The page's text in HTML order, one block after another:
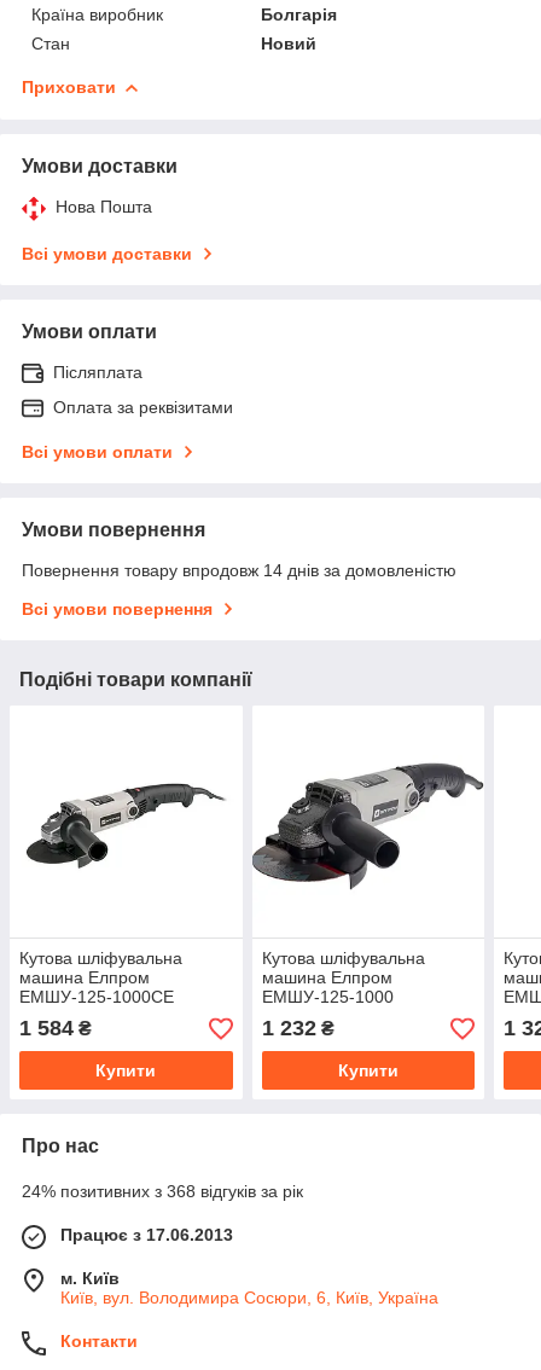
Країна виробник
Болгарія
Стан
Новий
Приховати
Умови доставки
Нова Пошта
Всі умови доставки
Умови оплати
Післяплата
Оплата за реквізитами
Всі умови оплати
Умови повернення
Повернення товару впродовж 14 днів за домовленістю
Всі умови повернення
Подібні товари компанії
Кутова шліфувальна
машина Елпром
ЕМШУ-125-1000СЕ
1 584 ₴
Купити
Кутова шліфувальна
машина Елпром
ЕМШУ-125-1000
1 232₴
Купити
1
Про нас
24% позитивних з 368 відгуків за рік
Працює з 17.06.2013
м. Київ
Київ, вул. Володимира Сосюри, 6, Київ, Україна
Контакти